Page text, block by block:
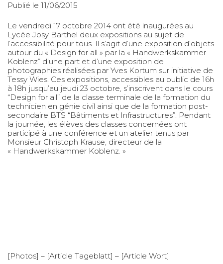
Publié le 11/06/2015
Le vendredi 17 octobre 2014 ont été inaugurées au
Lycée Josy Barthel deux expositions au sujet de
l’accessibilité pour tous. Il s’agit d’une exposition d’objets
autour du « Design for all » par la « Handwerkskammer
Koblenz” d’une part et d’une exposition de
photographies réalisées par Yves Kortum sur initiative de
Tessy Wies. Ces expositions, accessibles au public de 16h
à 18h jusqu’au jeudi 23 octobre, s’inscrivent dans le cours
“Design for all” de la classe terminale de la formation du
technicien en génie civil ainsi que de la formation post-
secondaire BTS “Bâtiments et Infrastructures”. Pendant
la journée, les élèves des classes concernées ont
participé à une conférence et un atelier tenus par
Monsieur Christoph Krause, directeur de la
« Handwerkskammer Koblenz. »
[Photos] – [Article Tageblatt] – [Article Wort]